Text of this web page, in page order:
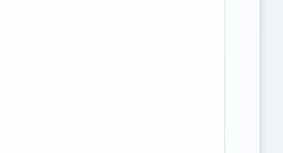
jelmagyarázatához